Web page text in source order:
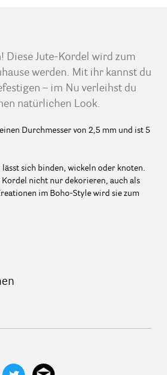
Diese Jute-Kordel wird zum
werden. Mit ihr kannst du
– im Nu verleihst du
natürlichen Look.
Durchmesser von 2,5 mm und ist 5
sich binden, wickeln oder knoten.
Kordel nicht nur dekorieren, auch als
im Boho-Style wird sie zum